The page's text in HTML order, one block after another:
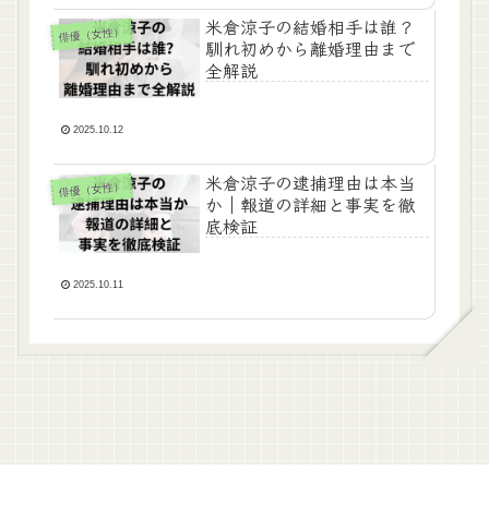
俳優（女性）
米倉涼子の結婚相手は誰？
馴れ初めから離婚理由まで
全解説
2025.10.12
俳優（女性）
米倉涼子の逮捕理由は本当
か｜報道の詳細と事実を徹
底検証
2025.10.11